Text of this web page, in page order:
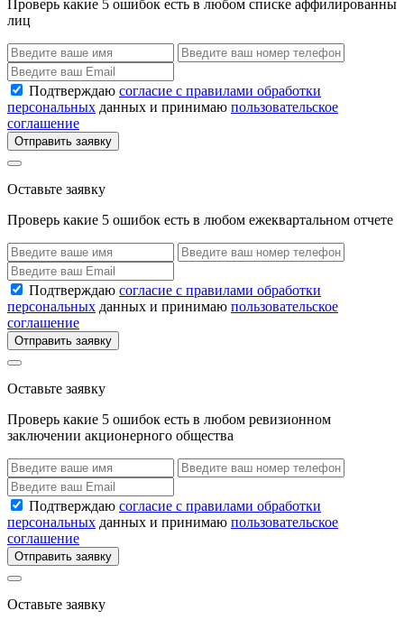
Проверь какие 5 ошибок есть в любом списке аффилированны
лиц
Подтверждаю согласие с правилами обработки
персональных данных и принимаю пользовательское
соглашение
Отправить заявку
Оставьте заявку
Проверь какие 5 ошибок есть в любом ежеквартальном отчете
Подтверждаю согласие с правилами обработки
персональных данных и принимаю пользовательское
соглашение
Отправить заявку
Оставьте заявку
Проверь какие 5 ошибок есть в любом ревизионном
заключении акционерного общества
Подтверждаю согласие с правилами обработки
персональных данных и принимаю пользовательское
соглашение
Отправить заявку
Оставьте заявку